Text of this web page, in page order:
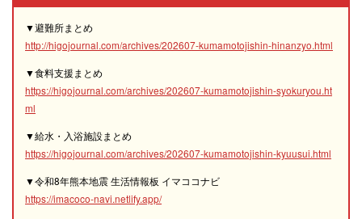
▼避難所まとめ
http://higojournal.com/archives/202607-kumamotojishin-hinanzyo.html
▼食料支援まとめ
https://higojournal.com/archives/202607-kumamotojishin-syokuryou.ht
ml
▼給水・入浴施設まとめ
https://higojournal.com/archives/202607-kumamotojishin-kyuusui.html
▼令和8年熊本地震 生活情報板 イマココナビ
https://imacoco-navi.netlify.app/